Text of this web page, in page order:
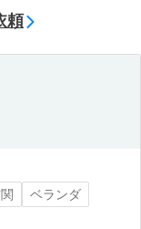
頼
ベランダ